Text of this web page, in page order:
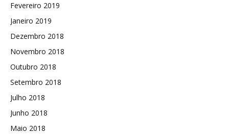
Fevereiro 2019
Janeiro 2019
Dezembro 2018
Novembro 2018
Outubro 2018
Setembro 2018
Julho 2018
Junho 2018
Maio 2018